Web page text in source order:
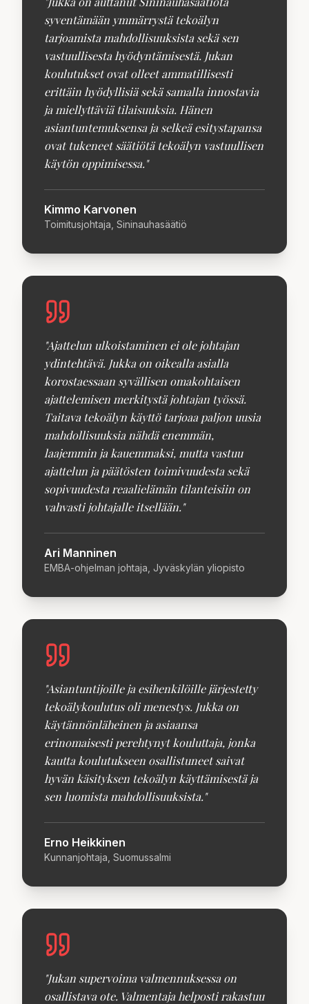
syventämään ymmärrystä tekoälyn
tarjoamista mahdollisuuksista sekä sen
vastuullisesta hyödyntämisestä. Jukan
koulutukset ovat olleet ammatillisesti
erittäin hyödyllisiä sekä samalla innostavia
ja miellyttäviä tilaisuuksia. Hänen
asiantuntemuksensa ja selkeä esitystapansa
ovat tukeneet säätiötä tekoälyn vastuullisen
käytön oppimisessa."
Kimmo Karvonen
Toimitusjohtaja, Sininauhasäätiö
"Ajattelun ulkoistaminen ei ole johtajan
ydintehtävä. Jukka on oikealla asialla
korostaessaan syvällisen omakohtaisen
ajattelemisen merkitystä johtajan työssä.
Taitava tekoälyn käyttö tarjoaa paljon uusia
mahdollisuuksia nähdä enemmän,
laajemmin ja kauemmaksi, mutta vastuu
ajattelun ja päätösten toimivuudesta sekä
sopivuudesta reaalielämän tilanteisiin on
vahvasti johtajalle itsellään."
Ari Manninen
EMBA-ohjelman johtaja, Jyväskylän yliopisto
"Asiantuntijoille ja esihenkilöille järjestetty
tekoälykoulutus oli menestys. Jukka on
käytännönläheinen ja asiaansa
erinomaisesti perehtynyt kouluttaja, jonka
kautta koulutukseen osallistuneet saivat
hyvän käsityksen tekoälyn käyttämisestä ja
sen luomista mahdollisuuksista."
Erno Heikkinen
Kunnanjohtaja, Suomussalmi
"Jukan supervoima valmennuksessa on
osallistava ote. Valmentaja helposti rakastuu